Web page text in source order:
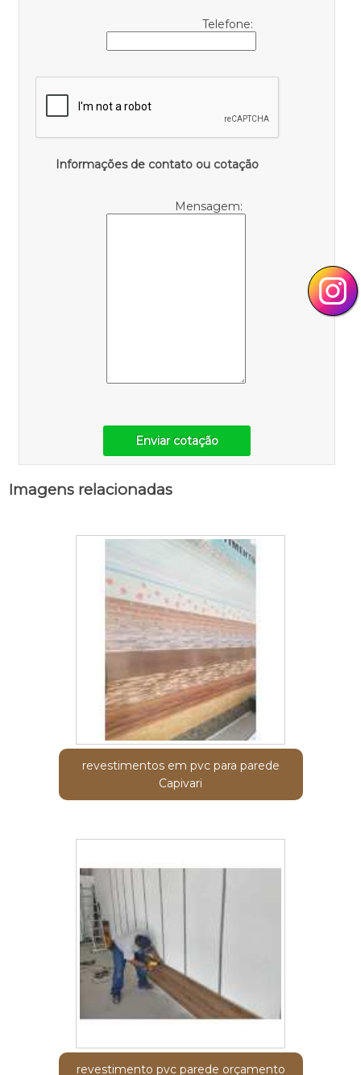
Telefone:
Informações de contato ou cotação
Mensagem:
Enviar cotação
Imagens relacionadas
revestimentos em pvc para parede
Capivari
revestimento pvc parede orçamento